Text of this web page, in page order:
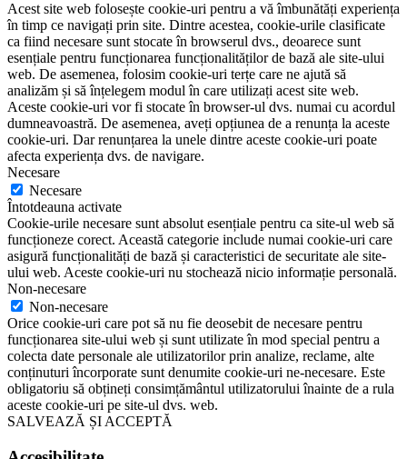
Acest site web folosește cookie-uri pentru a vă îmbunătăți experiența
în timp ce navigați prin site. Dintre acestea, cookie-urile clasificate
ca fiind necesare sunt stocate în browserul dvs., deoarece sunt
esențiale pentru funcționarea funcționalităților de bază ale site-ului
web. De asemenea, folosim cookie-uri terțe care ne ajută să
analizăm și să înțelegem modul în care utilizați acest site web.
Aceste cookie-uri vor fi stocate în browser-ul dvs. numai cu acordul
dumneavoastră. De asemenea, aveți opțiunea de a renunța la aceste
cookie-uri. Dar renunțarea la unele dintre aceste cookie-uri poate
afecta experiența dvs. de navigare.
Necesare
Necesare
Întotdeauna activate
Cookie-urile necesare sunt absolut esențiale pentru ca site-ul web să
funcționeze corect. Această categorie include numai cookie-uri care
asigură funcționalități de bază și caracteristici de securitate ale site-
ului web. Aceste cookie-uri nu stochează nicio informație personală.
Non-necesare
Non-necesare
Orice cookie-uri care pot să nu fie deosebit de necesare pentru
funcționarea site-ului web și sunt utilizate în mod special pentru a
colecta date personale ale utilizatorilor prin analize, reclame, alte
conținuturi încorporate sunt denumite cookie-uri ne-necesare. Este
obligatoriu să obțineți consimțământul utilizatorului înainte de a rula
aceste cookie-uri pe site-ul dvs. web.
SALVEAZĂ ȘI ACCEPTĂ